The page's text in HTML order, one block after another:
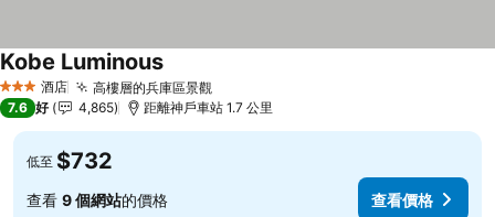
3 星級 酒店 高樓層的兵庫區景觀查看價格
Kobe Luminous查看價格
7.6 好 4,865 距離神戶車站 1.7 公里
低至 $732
查看 9 個網站的價格 查看價格